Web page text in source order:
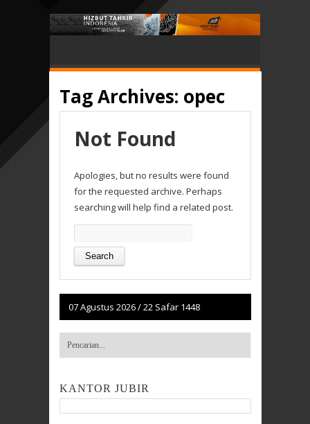
Tag Archives: opec
Not Found
Apologies, but no results were found
for the requested archive. Perhaps
searching will help find a related post.
for:
07 Agustus 2026/22 Safar 1448
KANTOR JUBIR